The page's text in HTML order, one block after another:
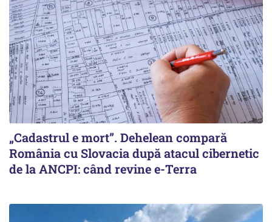
„Cadastrul e mort”. Dehelean compară
România cu Slovacia după atacul cibernetic
de la ANCPI: când revine e-Terra